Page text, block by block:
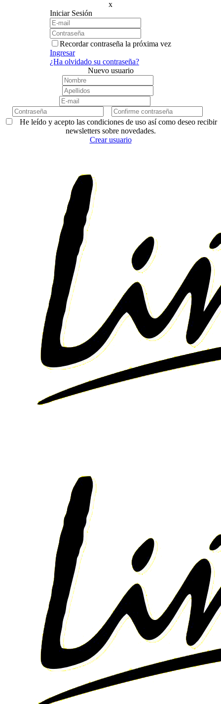
x
Iniciar Sesión
Recordar contraseña la próxima vez
Ingresar
¿Ha olvidado su contraseña?
Nuevo usuario
He leído y acepto las condiciones de uso así como deseo recibir
newsletters sobre novedades.
Crear usuario